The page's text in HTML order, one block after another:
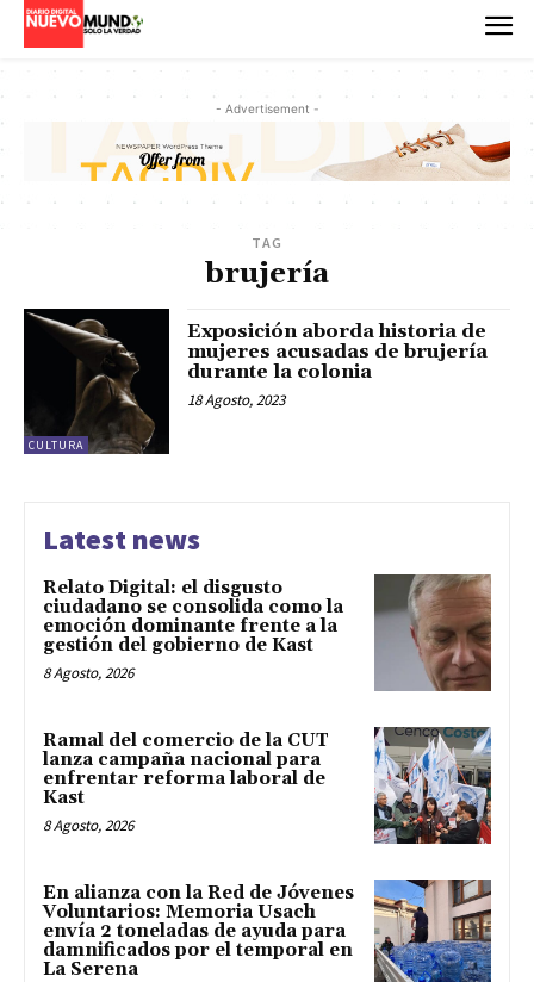
- Advertisement -
TAG
brujería
CULTURA
Exposición aborda historia de
mujeres acusadas de brujería
durante la colonia
18 Agosto, 2023
Latest news
Relato Digital: el disgusto
ciudadano se consolida como la
emoción dominante frente a la
gestión del gobierno de Kast
8 Agosto, 2026
Ramal del comercio de la CUT
lanza campaña nacional para
enfrentar reforma laboral de
Kast
8 Agosto, 2026
En alianza con la Red de Jóvenes
Voluntarios: Memoria Usach
envía 2 toneladas de ayuda para
damnificados por el temporal en
La Serena